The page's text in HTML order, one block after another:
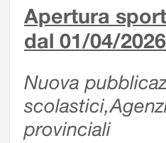
Apertura
dal 01/04/2026
Nuova
provinciali